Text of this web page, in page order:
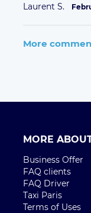
Laurent S.
More
MORE
Business Offer
FAQ clients
FAQ Driver
Taxi Paris
Terms of Uses